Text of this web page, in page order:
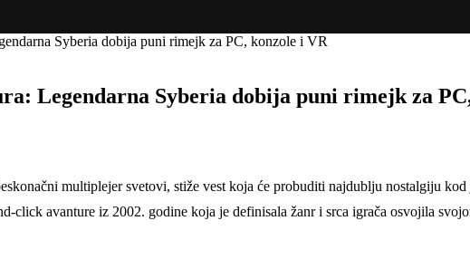
Syberia dobija puni rimejk za PC, konzole i VR
Legendarna Syberia dobija puni rimejk za
multiplejer svetovi, stiže vest koja će probuditi najdublju nostalgiju
click avanture iz 2002. godine koja je definisala žanr i srca igrača osvojila